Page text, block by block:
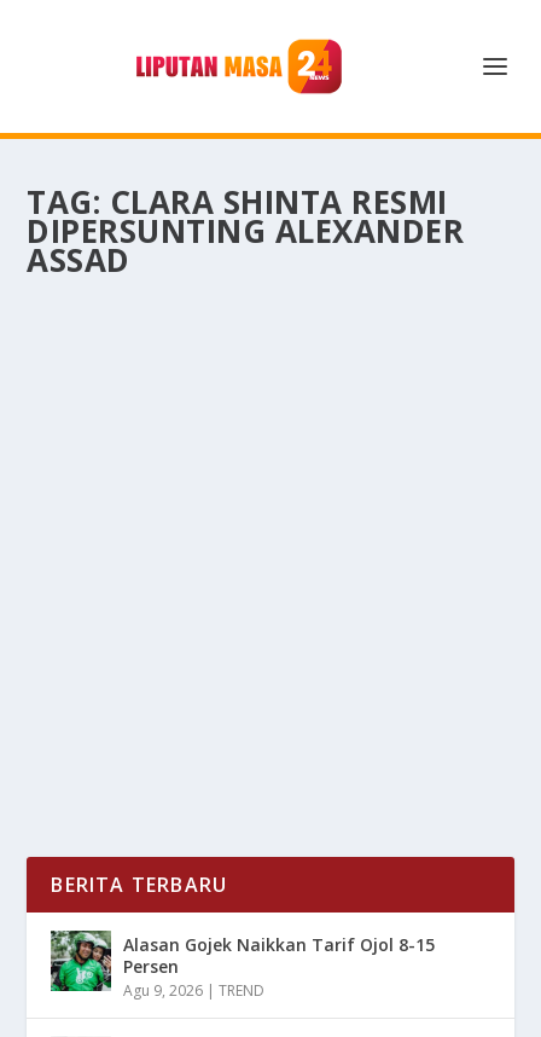
TAG: CLARA SHINTA RESMI
DIPERSUNTING ALEXANDER
ASSAD
BERITA TERBARU
Alasan Gojek Naikkan Tarif Ojol 8-15
Persen
Agu 9, 2026 |TREND